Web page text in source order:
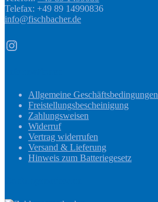
Telefax: +49 89 14990836
info@fischbacher.de
Instagram
Allgemeine Geschäftsbedingungen
Freistellungsbescheinigung
Zahlungsweisen
Widerruf
Vertrag widerrufen
Versand & Lieferung
Hinweis zum Batteriegesetz